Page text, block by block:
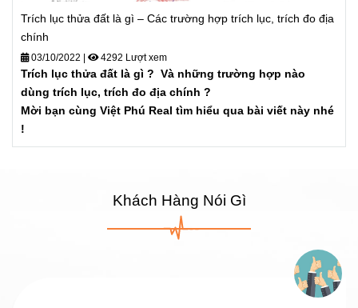
Trích lục thửa đất là gì – Các trường hợp trích lục, trích đo địa
chính
03/10/2022 4292 Lượt xem
Trích lục thửa đất là gì ? Và những trường hợp nào
dùng trích lục, trích đo địa chính ?
Mời bạn cùng Việt Phú Real tìm hiểu qua bài viết này nhé
!
Khách Hàng Nói Gì